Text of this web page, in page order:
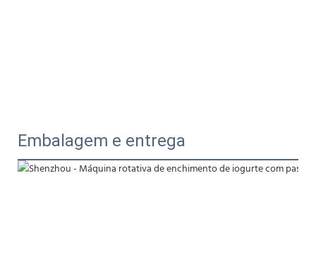
Embalagem e entrega